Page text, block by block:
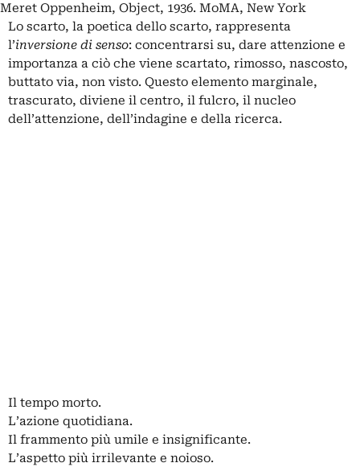
Meret Oppenheim, Object, 1936. MoMA, New York
Lo scarto, la poetica dello scarto, rappresenta
l’inversione di senso: concentrarsi su, dare attenzione e
importanza a ciò che viene scartato, rimosso, nascosto,
buttato via, non visto. Questo elemento marginale,
trascurato, diviene il centro, il fulcro, il nucleo
dell’attenzione, dell’indagine e della ricerca.
Il tempo morto.
L’azione quotidiana.
Il frammento più umile e insignificante.
L’aspetto più irrilevante e noioso.